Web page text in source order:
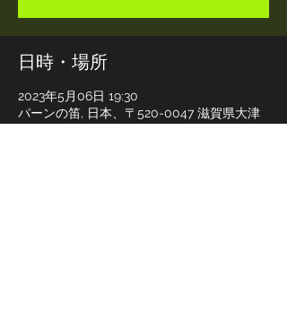
日時・場所
2023年5月06日 19:30
パーンの笛, 日本、〒520-0047 滋賀県大津